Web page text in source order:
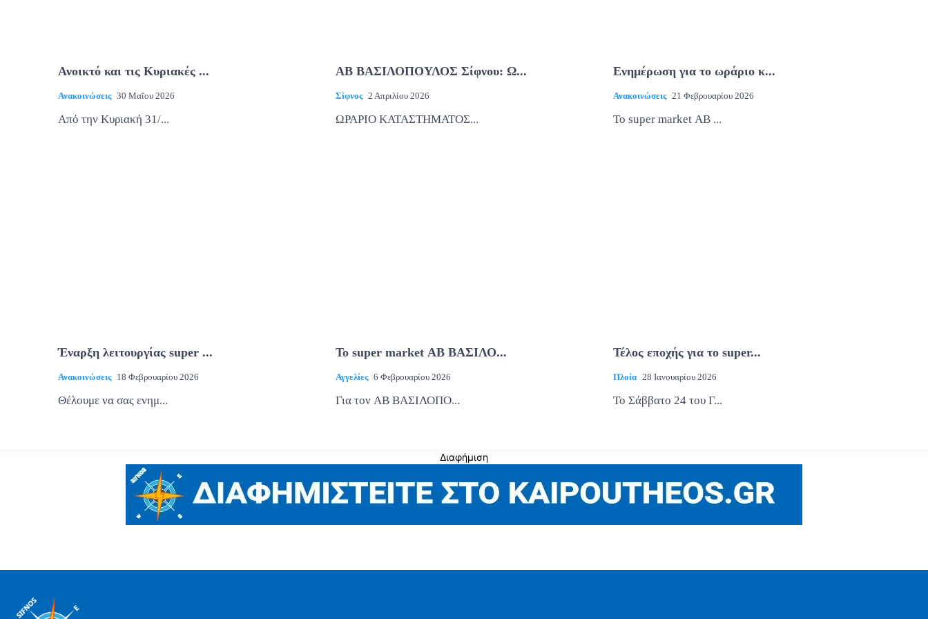
Ανοικτό και τις Κυριακές ...
Ανακοινώσεις 30 Μαΐου 2026
Από την Κυριακή 31/...
ΑΒ ΒΑΣΙΛΟΠΟΥΛΟΣ Σίφνου: Ω...
Σίφνος 2 Απριλίου 2026
ΩΡΑΡΙΟ ΚΑΤΑΣΤΗΜΑΤΟΣ...
Ενημέρωση για το ωράριο κ...
Ανακοινώσεις 21 Φεβρουαρίου 2026
Το super market ΑΒ ...
Έναρξη λειτουργίας super ...
Ανακοινώσεις 18 Φεβρουαρίου 2026
Θέλουμε να σας ενημ...
Το super market ΑΒ ΒΑΣΙΛΟ...
Αγγελίες 6 Φεβρουαρίου 2026
Για τον ΑΒ ΒΑΣΙΛΟΠΟ...
Τέλος εποχής για το super...
Πλοία 28 Ιανουαρίου 2026
Το Σάββατο 24 του Γ...
Διαφήμιση